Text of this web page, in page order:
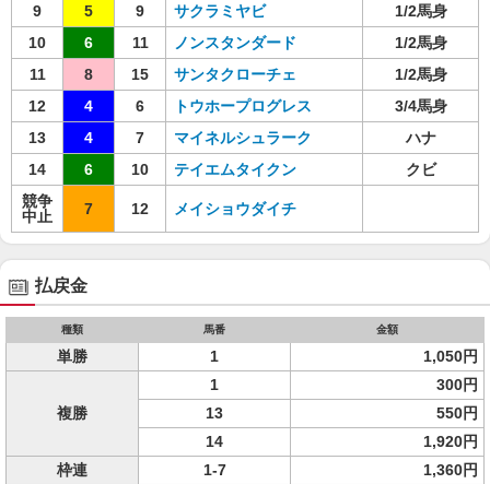
9
5 9 サクラミヤビ
1/2馬身
10
6 11 ノンスタンダード
1/2馬身
11
8 15 サンタクローチェ
1/2馬身
12
4 6 トウホープログレス
3/4馬身
13
4 7 マイネルシュラーク
ハナ
14
6 10 テイエムタイクン
クビ
競争
中止
7 12 メイショウダイチ
払戻金
種類 馬番 金額
単勝 1 1,050円
複勝
1
300円
13
550円
14
1,920円
枠連
1-7
1,360円